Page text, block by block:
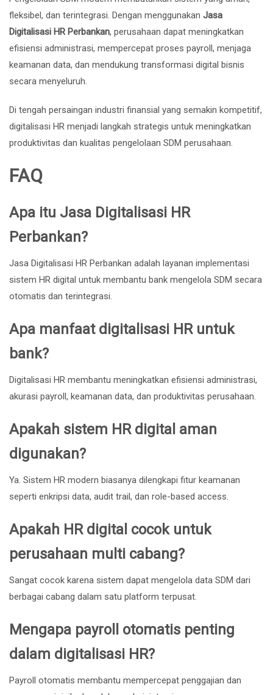
fleksibel, dan terintegrasi. Dengan menggunakan Jasa
Digitalisasi HR Perbankan, perusahaan dapat meningkatkan
efisiensi administrasi, mempercepat proses payroll, menjaga
keamanan data, dan mendukung transformasi digital bisnis
secara menyeluruh.
Di tengah persaingan industri finansial yang semakin kompetitif,
digitalisasi HR menjadi langkah strategis untuk meningkatkan
produktivitas dan kualitas pengelolaan SDM perusahaan.
FAQ
Apa itu Jasa Digitalisasi HR
Perbankan?
Jasa Digitalisasi HR Perbankan adalah layanan implementasi
sistem HR digital untuk membantu bank mengelola SDM secara
otomatis dan terintegrasi.
Apa manfaat digitalisasi HR untuk
bank?
Digitalisasi HR membantu meningkatkan efisiensi administrasi,
akurasi payroll, keamanan data, dan produktivitas perusahaan.
Apakah sistem HR digital aman
digunakan?
Ya. Sistem HR modern biasanya dilengkapi fitur keamanan
seperti enkripsi data, audit trail, dan role-based access.
Apakah HR digital cocok untuk
perusahaan multi cabang?
Sangat cocok karena sistem dapat mengelola data SDM dari
berbagai cabang dalam satu platform terpusat.
Mengapa payroll otomatis penting
dalam digitalisasi HR?
Payroll otomatis membantu mempercepat penggajian dan